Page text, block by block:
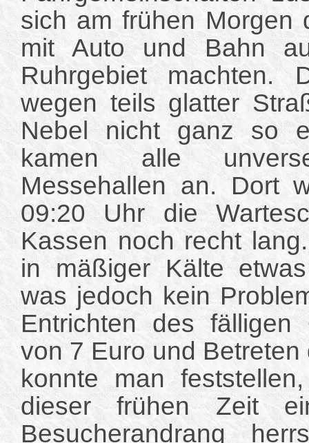
sich am frühen Morgen
mit Auto und Bahn
Ruhrgebiet machten.
wegen teils glatter
Nebel nicht ganz so
kamen alle
Messehallen an. Dort
09:20 Uhr die
Kassen noch recht
in mäßiger Kälte
was jedoch kein
Entrichten des
von 7 Euro und
konnte man
dieser frühen Zeit
Besucherandrang